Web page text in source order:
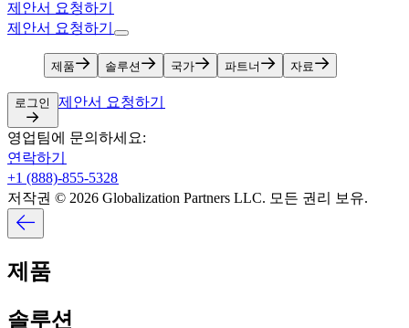
제안서 요청하기​​
제안서 요청하기​​
제품​​ 솔루션​​ 국가​​ 파트너​​ 자료​​
로그인​​ 제안서 요청하기​​
영업팀에 문의하세요:​​
연락하기​​
+1 (888)-855-5328​​
저작권 © 2026 Globalization Partners LLC. 모든 권리 보유.​​
제품​​
솔루션​​